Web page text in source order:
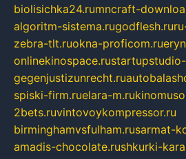
biolisichka24.rumncraft-
algoritm-sistema.rugodflesh.ru
zebra-tlt.ruokna-proficom.ru
onlinekinospace.ru
gegenjustizunrecht.ru
spiski-firm.ruelara-m.ru
2bets.ruvintovoykompressor.ru
birminghamvsfulham.rusarmat-
amadis-chocolate.rushkurki-